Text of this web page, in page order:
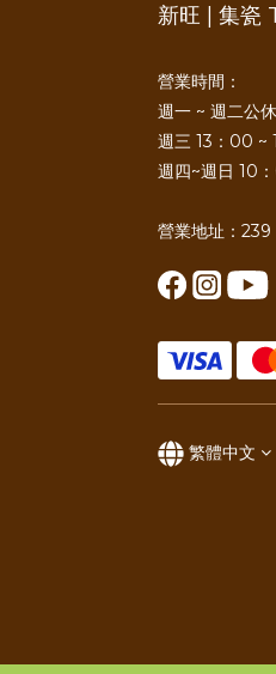
新旺 | 集
營
週一 ~ 週二公休
週三 13：00 ~
週四~週日 10
營業地址：239
繁體中文